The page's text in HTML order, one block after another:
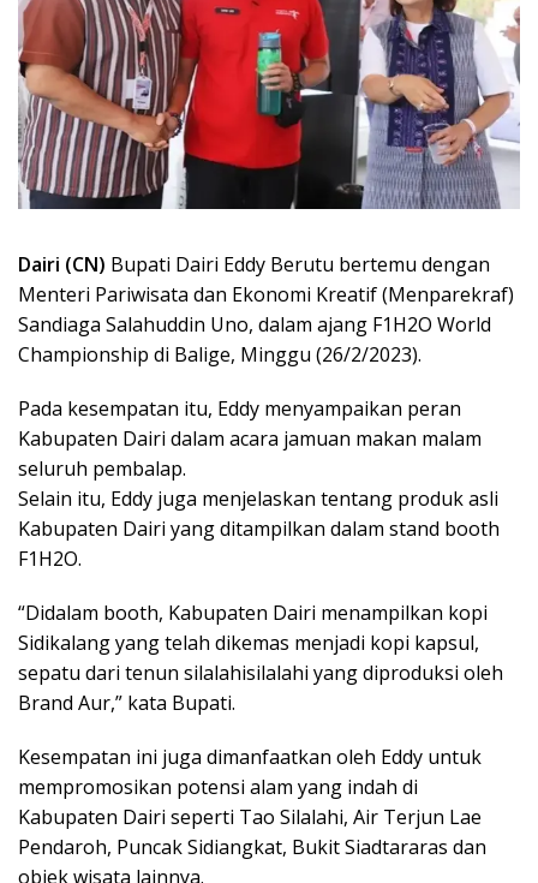
Dairi (CN) Bupati Dairi Eddy Berutu bertemu dengan
Menteri Pariwisata dan Ekonomi Kreatif (Menparekraf)
Sandiaga Salahuddin Uno, dalam ajang F1H2O World
Championship di Balige, Minggu (26/2/2023).
Pada kesempatan itu, Eddy menyampaikan peran
Kabupaten Dairi dalam acara jamuan makan malam
seluruh pembalap.
Selain itu, Eddy juga menjelaskan tentang produk asli
Kabupaten Dairi yang ditampilkan dalam stand booth
F1H2O.
“Didalam booth, Kabupaten Dairi menampilkan kopi
Sidikalang yang telah dikemas menjadi kopi kapsul,
sepatu dari tenun silalahisilalahi yang diproduksi oleh
Brand Aur,” kata Bupati.
Kesempatan ini juga dimanfaatkan oleh Eddy untuk
mempromosikan potensi alam yang indah di
Kabupaten Dairi seperti Tao Silalahi, Air Terjun Lae
Pendaroh, Puncak Sidiangkat, Bukit Siadtararas dan
objek wisata lainnya.